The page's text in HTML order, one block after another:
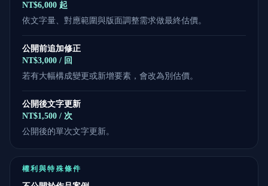
NT$6,000 起
依文字量、對應範圍與版面調整需求做最終估價。
公開前追加修正
NT$3,000 / 回
若有大幅構成變更或新增要素，會改為別估價。
公開後文字更新
NT$1,500 / 次
公開後的單次文字更新。
權利與特殊條件